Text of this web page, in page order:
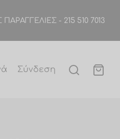
- 215 510 7013
Σύνδεση